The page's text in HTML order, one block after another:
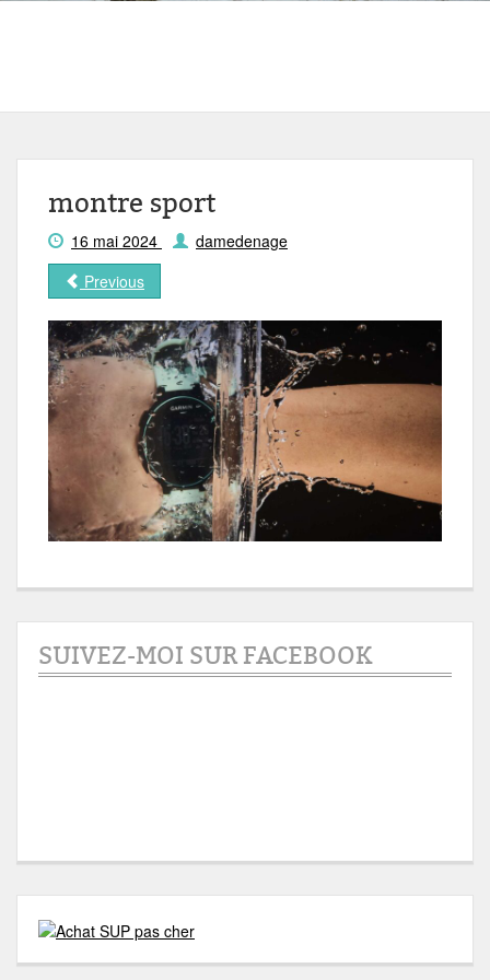
montre sport
16 mai 2024
damedenage
Previous
SUIVEZ-MOI SUR FACEBOOK